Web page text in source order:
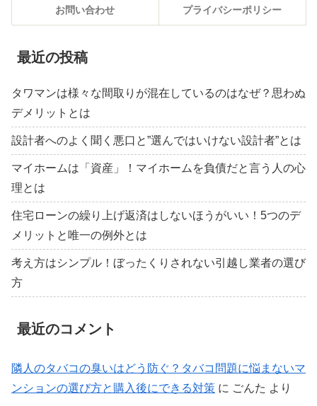
お問い合わせ プライバシーポリシー
最近の投稿
タワマンは様々な間取りが混在しているのはなぜ？思わぬ
デメリットとは
設計者へのよく聞く悪口と”選んではいけない設計者”とは
マイホームは「資産」！マイホームを負債だと言う人の心
理とは
住宅ローンの繰り上げ返済はしないほうがいい！5つのデ
メリットと唯一の例外とは
考え方はシンプル！ぼったくりされない引越し業者の選び
方
最近のコメント
隣人のタバコの臭いはどう防ぐ？タバコ問題に悩まないマ
ンションの選び方と購入後にできる対策 に ごんた より